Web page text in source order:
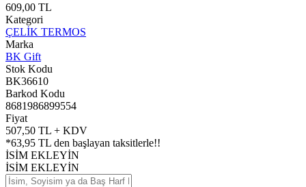
609,00 TL
Kategori
ÇELİK TERMOS
Marka
BK Gift
Stok Kodu
BK36610
Barkod Kodu
8681986899554
Fiyat
507,50 TL + KDV
*63,95 TL den başlayan taksitlerle!!
İSİM EKLEYİN
İSİM EKLEYİN